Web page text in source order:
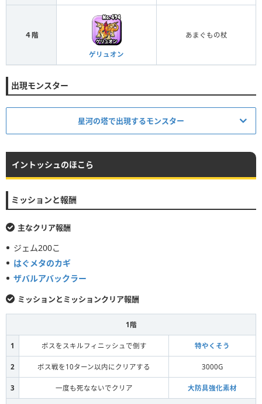
４階
ゲリュオン
あまぐもの杖
出現モンスター
星河の塔で出現するモンスター
ドラキーマ
ピンクモーモン
スターキメラ
イントッシュのほこら
ミッションと報酬
主なクリア報酬
ジェム200こ
はぐメタのカギ
ザバルアバックラー
ミッションとミッションクリア報酬
1階
1 ボスをスキルフィニッシュで倒す 特やくそう
2 ボス戦を10ターン以内にクリアする 3000G
3 一度も死なないでクリア 大防具強化素材